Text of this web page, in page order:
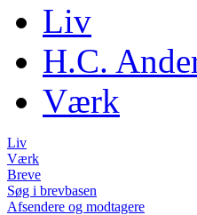
Liv
H.C.
Værk
Liv
Værk
Breve
Søg i brevbasen
Afsendere og modtagere